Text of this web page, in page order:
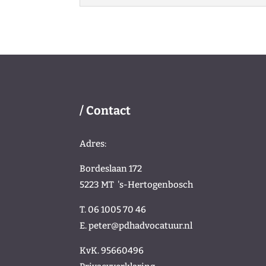
/ Contact
Adres:
Bordeslaan 172
5223 MT 's-Hertogenbosch
T. 06 1005 70 46
E.peter@pdhadvocatuur.nl
KvK.95660496